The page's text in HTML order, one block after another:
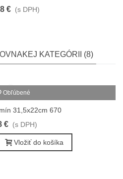
€ (s DPH)
KATEGÓRII (8)
Obľúbené
31,5x22cm 670
€ (s DPH)
Vložiť do košíka